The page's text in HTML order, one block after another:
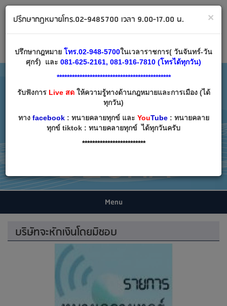
Email:decha007@decha.com
เข้าสู่ระบบ สมัครสมาชิก
Menu
บริษัทจะหักเงินโดยมิชอบ
×
ปรึกษากฎหมายโทร.02-9485700 เวลา 9.00-17.00 น.
ปรึกษากฎหมาย โทร.02-948-5700ในเวลาราชการ( วันจันทร์-วัน
ศุกร์) และ 081-625-2161, 081-916-7810 (โทรได้ทุกวัน)
*********************************************
รับฟังการLive สดให้ความรู้ทางด้านกฎหมายและการเมือง (ได้
ทุกวัน)
ทาง facebook: ทนายคลายทุกข์ และ YouTube: ทนายคลาย
ทุกข์ tiktok : ทนายคลายทุกข์ ได้ทุกวันครับ
*************************